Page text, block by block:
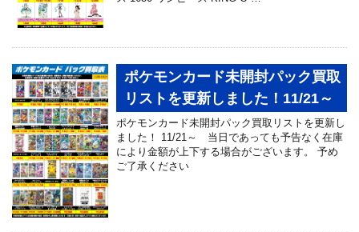
ポケモンカード未開封パック買取
リストを更新しました！11/21～
ポケモンカード未開封パック買取リストを更新し
ました！ 11/21～ 当日であっても予告なく在庫
により金額が上下する場合がございます。 予め
ご了承ください